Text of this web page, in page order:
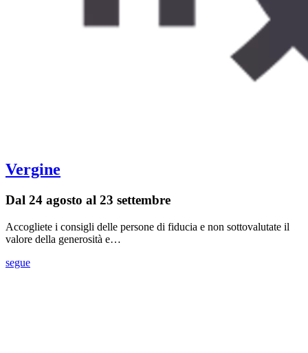
Vergine
Dal 24 agosto al 23 settembre
Accogliete i consigli delle persone di fiducia e non sottovalutate il
valore della generosità e…
segue